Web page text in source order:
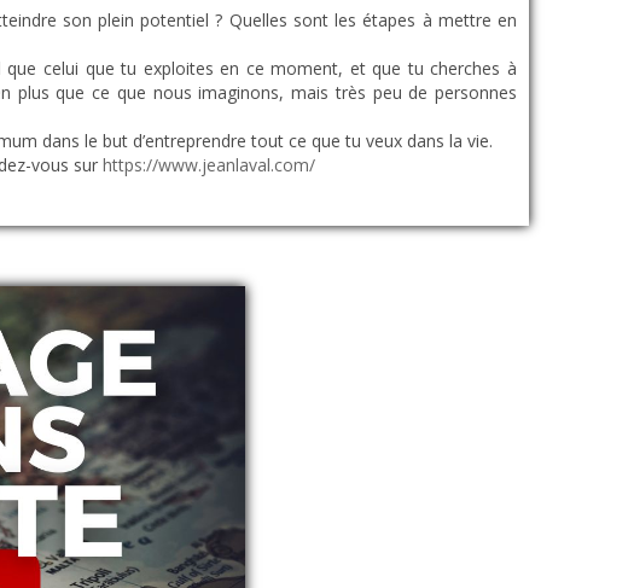
son plein potentiel ? Quelles sont les étapes à mettre en
celui que tu exploites en ce moment, et que tu cherches à
que ce que nous imaginons, mais très peu de personnes
dans le but d’entreprendre tout ce que tu veux dans la vie.
vous sur https://www.jeanlaval.com/